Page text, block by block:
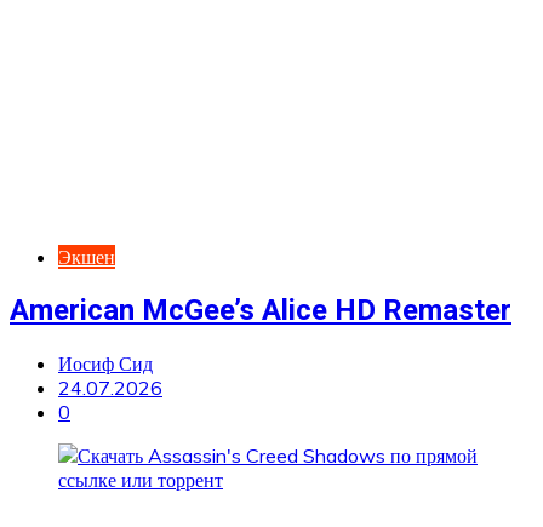
Экшен
American McGee’s Alice HD Remaster
Иосиф Сид
24.07.2026
0